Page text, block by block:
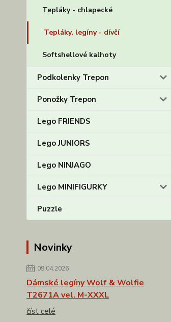
Tepláky - chlapecké
Tepláky, legíny - dívčí
Softshellové kalhoty
Podkolenky Trepon
Ponožky Trepon
Lego FRIENDS
Lego JUNIORS
Lego NINJAGO
Lego MINIFIGURKY
Puzzle
Novinky
09.04.2026
Dámské legíny Wolf & Wolfie
T2671A vel. M-XXXL
číst celé